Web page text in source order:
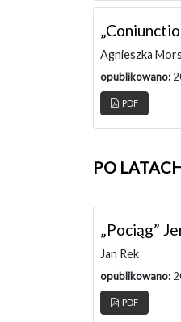
Agnieszka
opublikowano:
PDF
PO
„Pociąg”
Jan Rek
opublikowano:
PDF